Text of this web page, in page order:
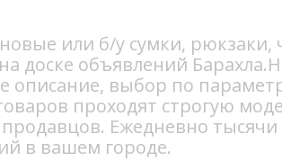
или б/у сумки, рюкзаки,
доске объявлений
описание, выбор по
проходят строгую
Ежедневно
в вашем городе.